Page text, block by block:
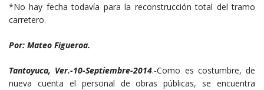
*No hay fecha todavía para la reconstrucción total del tramo
carretero.
Por: Mateo Figueroa.
Tantoyuca, Ver.-10-Septiembre-2014.-Como es costumbre, de
nueva cuenta el personal de obras públicas, se encuentra